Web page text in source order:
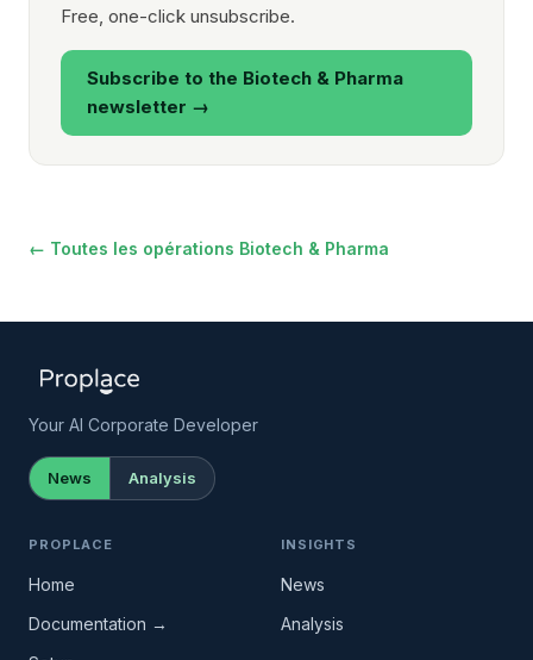
Free, one-click unsubscribe.
Subscribe to the Biotech & Pharma
newsletter →
← Toutes les opérations Biotech & Pharma
Your AI Corporate Developer
News Analysis
PROPLACE
Home
Documentation →
INSIGHTS
News
Analysis